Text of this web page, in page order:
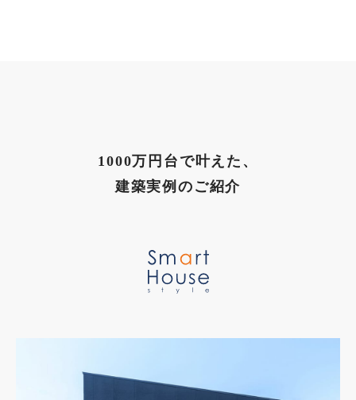
1000万円台で叶えた、
建築実例のご紹介